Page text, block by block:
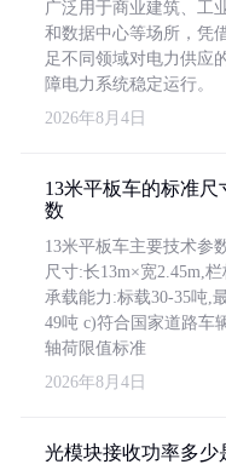
广泛用于商业建筑、工
和数据中心等场所，凭
足不同领域对电力供应
障电力系统稳定运行。
2026年8月4日
13米平板车的标准尺
数
13米平板车主要技术参
尺寸:长13m×宽2.45m,
承载能力:标载30-35吨,
49吨 c)符合国家道路车
轴荷限值标准
2026年8月4日
光模块接收功率多少